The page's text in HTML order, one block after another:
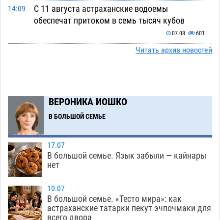
14:09
С 11 августа астраханские водоемы
обеспечат притоком в семь тысяч кубов
07.08 601
Астраханский аэропорт попробует отбиться
помойку
11:58
В Астрахани подросток угнал мотоцикл и
похитил чужие мобильник с банковскими
картами
11:20
Астраханцев ждут на парковом газоне с
призами и эрмитажными котами
10:43
Астраханский суд встал на сторону МЧС в
споре за возврат униформы
07.08 349
Читать архив новостей
ВЕРОНИКА ИОШКО
В БОЛЬШОЙ СЕМЬЕ
17.07
В большой семье. Язык забыли — кайнары
нет
10.07
В большой семье. «Тесто мира»: как
астраханские татарки пекут эчпочмаки для
всего двора